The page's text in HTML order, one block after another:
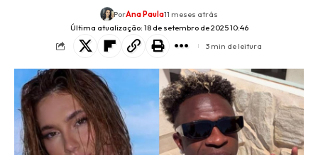
Última atualização: 18 de setembro de 2025 10:46
PorAna Paula11 meses atrás
3 min de leitura